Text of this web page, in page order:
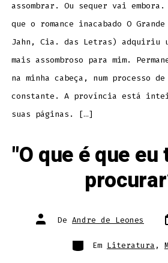
assombrar. Ou sequer vai
que o romance inacabado O
Jahn, Cia. das Letras) adquiriu
mais assombroso para mim.
na minha cabeça, num processo
constante. A província está
suas páginas. […]
"O que é que
Autor
do De Andre de Leones
Categorias
Em Literatura ,